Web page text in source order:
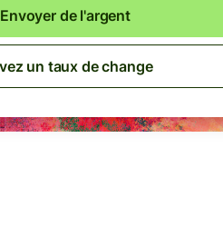
Envoyer de l'argent
un taux de change